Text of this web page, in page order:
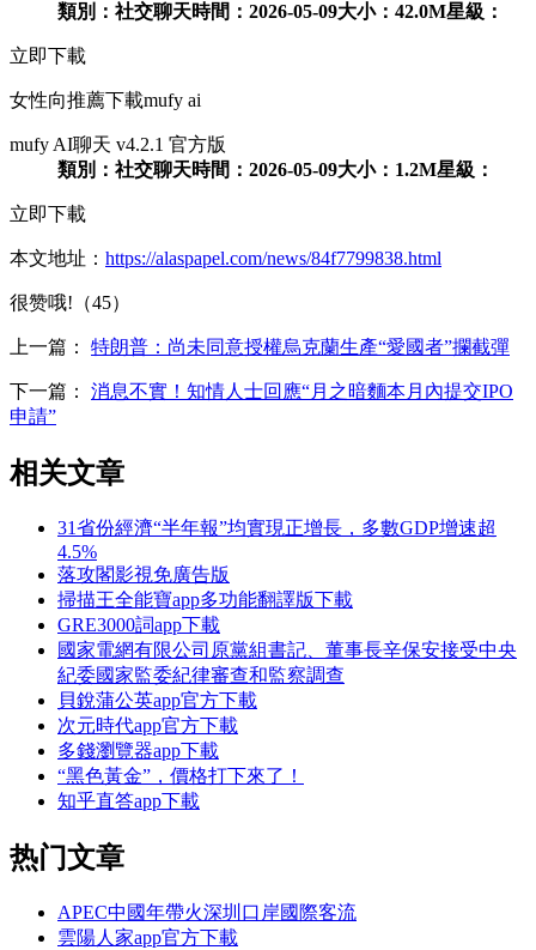
類別： 社交聊天時間： 2026-05-09大小： 42.0M星級：
立即下載
女性向推薦下載mufy ai
mufy AI聊天 v4.2.1 官方版
類別： 社交聊天時間： 2026-05-09大小： 1.2M星級：
立即下載
本文地址： https://alaspapel.com/news/84f7799838.html
很赞哦!（45）
上一篇： 特朗普：尚未同意授權烏克蘭生產“愛國者”攔截彈
下一篇： 消息不實！知情人士回應“月之暗麵本月內提交IPO
申請”
相关文章
31省份經濟“半年報”均實現正增長，多數GDP增速超
4.5%
落攻閣影視免廣告版
掃描王全能寶app多功能翻譯版下載
GRE3000詞app下載
國家電網有限公司原黨組書記、董事長辛保安接受中央
紀委國家監委紀律審查和監察調查
貝銳蒲公英app官方下載
次元時代app官方下載
多錢瀏覽器app下載
“黑色黃金”，價格打下來了！
知乎直答app下載
热门文章
APEC中國年帶火深圳口岸國際客流
雲陽人家app官方下載